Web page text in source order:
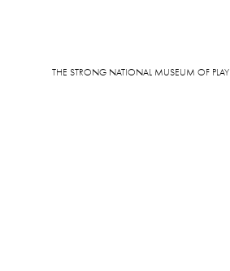
THE STRONG NATIONAL MUSEUM OF PLAY